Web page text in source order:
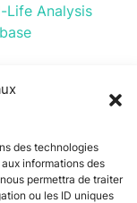
des technologies
informations des
permettra de traiter
ou les ID uniques
Life Analysis